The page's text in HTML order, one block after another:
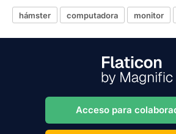
hámster computadora monitor
Acceso para